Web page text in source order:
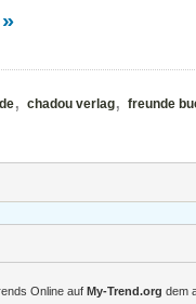
, chadou verlag, freunde
Online auf My-Trend.org dem